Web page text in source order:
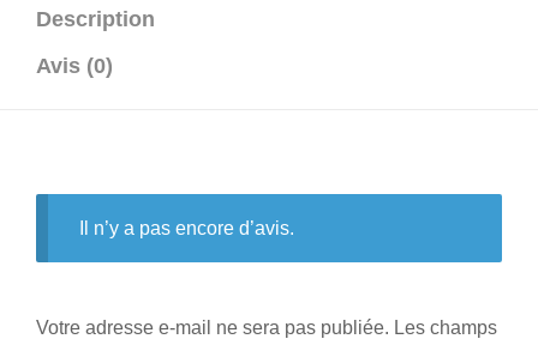
Description
Avis (0)
Il n’y a pas encore d’avis.
Votre adresse e-mail ne sera pas publiée. Les champs